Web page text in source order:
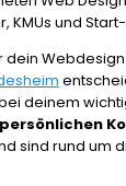
KMUs und
dein
deinem
sind rund um